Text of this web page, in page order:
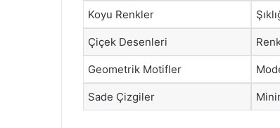
Koyu Renkler
Çiçek Desenleri
Geometrik Motifler
Sade Çizgiler